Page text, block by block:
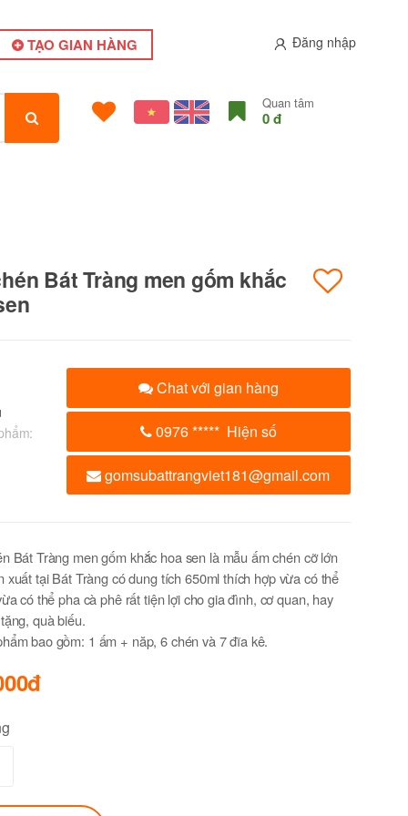
TẠO GIAN HÀNG Đăng nhập
Quan tâm
0 đ
Bát Tràng men gốm khắc
Chat với gian hàng
0976***** Hiện số
gomsubattrangviet181@gmail.com
Bát Tràng men gốm khắc hoa sen là mẫu ấm chén cỡ lớn
xuất tại Bát Tràng có dung tích 650ml thích hợp vừa có thể
có thể pha cà phê rất tiện lợi cho gia đình, cơ quan, hay
quà biếu.
bao gồm: 1 ấm + năp, 6 chén và 7 đĩa kê.